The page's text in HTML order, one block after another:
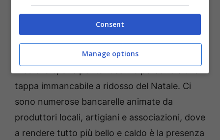
Gli amanti dell’atmosfera natalizia non
possono perdersi la possibilità di poter
mercatini e profumi. È un bellissimo borgo
medievale, che per tantissime persone è una
tappa immancabile a ridosso del Natale. Ci
sono numerose bancarelle animate da
produttori locali, artigiani e associazioni, dove
a rendere tutto più bello e caldo è la presenza
Consent
Manage options